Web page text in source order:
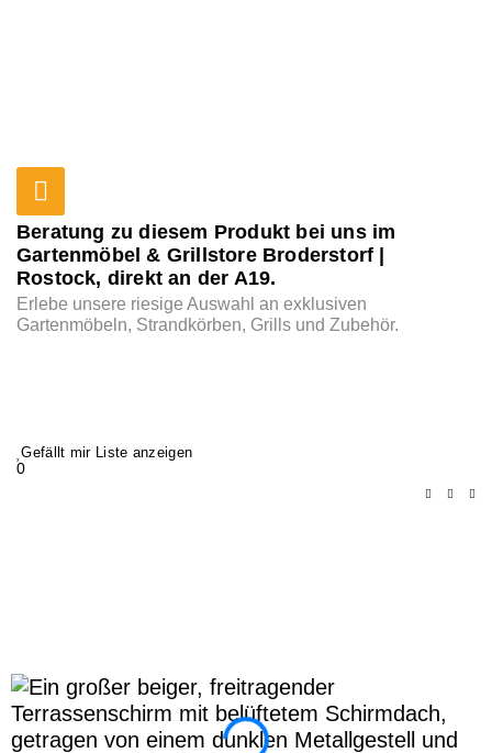
Beratung zu diesem Produkt bei uns im
Gartenmöbel & Grillstore Broderstorf |
Rostock, direkt an der A19.
Erlebe unsere riesige Auswahl an exklusiven
Gartenmöbeln, Strandkörben, Grills und Zubehör.
Gefällt mir Liste anzeigen
0